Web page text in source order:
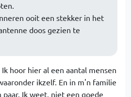
ooit een stekker in het
doos gezien te
hoor hier al een aantal mensen
ikzelf. En in m'n familie
paar. Ik weet, niet een goede